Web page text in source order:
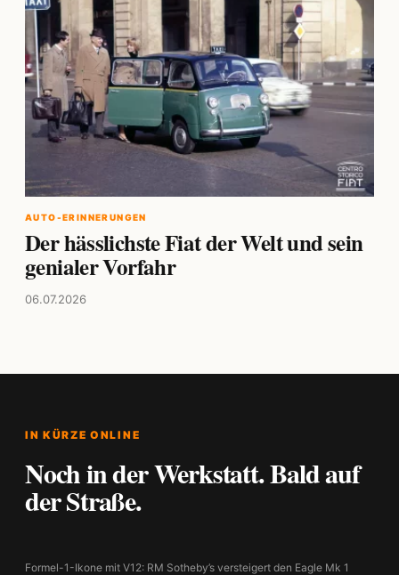
AUTO-ERINNERUNGEN
Der hässlichste Fiat der Welt und sein
genialer Vorfahr
06.07.2026
IN KÜRZE ONLINE
Noch in der Werkstatt. Bald auf
der Straße.
Formel-1-Ikone mit V12: RM Sotheby’s versteigert den Eagle Mk 1